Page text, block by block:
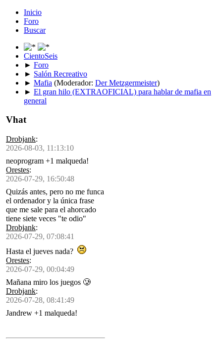
Inicio
Foro
Buscar
CientoSeis
► Foro
► Salón Recreativo
► Mafia (Moderador: Der Metzgermeister)
► El gran hilo (EXTRAOFICIAL) para hablar de mafia en
general
Vhat
Drobjank:
2026-08-03, 11:13:10
neoprogram +1 malqueda!
Orestes:
2026-07-29, 16:50:48
Quizás antes, pero no me funca
el ordenador y la única frase
que me sale para el ahorcado
tiene siete veces "te odio"
Drobjank:
2026-07-29, 07:08:41
Hasta el jueves nada?
Orestes:
2026-07-29, 00:04:49
Mañana miro los juegos 🥲
Drobjank:
2026-07-28, 08:41:49
Jandrew +1 malqueda!